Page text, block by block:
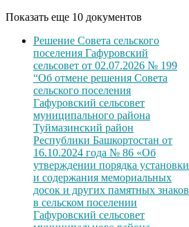
Показать еще 10 документов
Решение Совета сельского
поселения Гафуровский
сельсовет от 02.07.2026 № 199
“Об отмене решения Совета
сельского поселения
Гафуровский сельсовет
муниципального района
Туймазинский район
Республики Башкортостан от
16.10.2024 года № 86 «Об
утверждении порядка установки
и содержания мемориальных
досок и других памятных знаков
в сельском поселении
Гафуровский сельсовет